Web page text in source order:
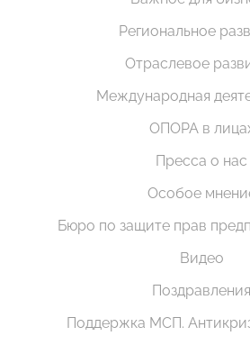
Региональное
Отраслевое
Международная
ОПОРА в
Пресса о нас
Особое
Бюро по защите прав
Видео
Поздравления
Поддержка МСП.